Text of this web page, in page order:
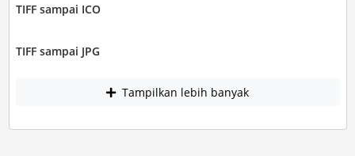
TIFF sampai ICO
TIFF sampai JPG
Tampilkan lebih banyak